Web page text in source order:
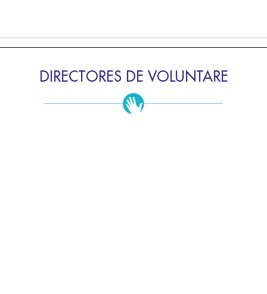
DIRECTORES DE VOLUNTARE